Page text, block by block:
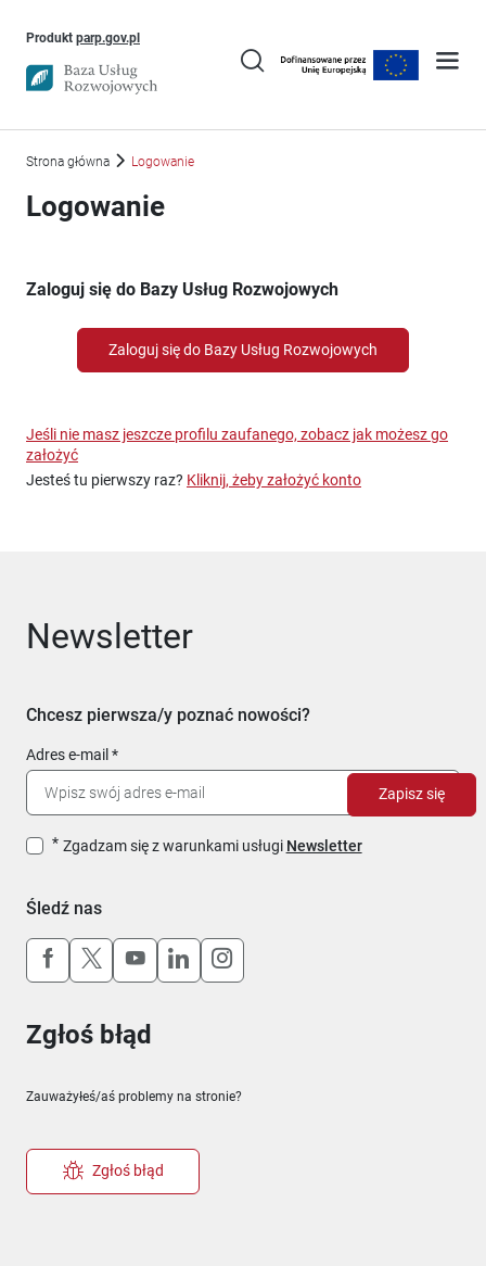
Produkt parp.gov.plUwaga, link otworzy się w nowym oknie
Strona główna Logowanie
Logowanie
Zaloguj się do Bazy Usług Rozwojowych
Zaloguj się do Bazy Usług Rozwojowych
Jeśli nie masz jeszcze profilu zaufanego, zobacz jak możesz go
założyć
Jesteś tu pierwszy raz? Kliknij, żeby założyć konto
Newsletter
Chcesz pierwsza/y poznać nowości?
Adres e-mail
Zgadzam się z warunkami usługi Newsletter
Zapisz się
Śledź nas
Uwaga, link otworzy się w nowym oknie
Uwaga, link otworzy się w nowym oknie
Uwaga, link otworzy się w nowym
Uwaga, link otworzy się w
Uwaga, link otworzy się w
Zgłoś błąd
Zauważyłeś/aś problemy na stronie?
Zgłoś błąd